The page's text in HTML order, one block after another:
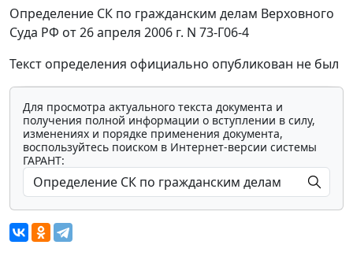
Определение СК по гражданским делам Верховного
Суда РФ от 26 апреля 2006 г. N 73-Г06-4
Текст определения официально опубликован не был
Для просмотра актуального текста документа и
получения полной информации о вступлении в силу,
изменениях и порядке применения документа,
воспользуйтесь поиском в Интернет-версии системы
ГАРАНТ: